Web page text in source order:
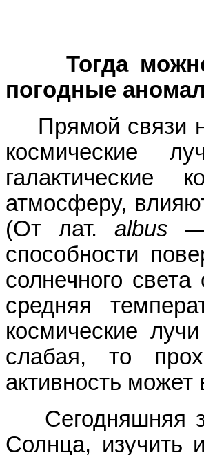
Тогда можно
погодные
Прямой связи
космические
галактические
атмосферу,
(От лат.albus —
способности
солнечного
средняя
космические
слабая, то
активность может
Сегодняшняя
Солнца, изучить